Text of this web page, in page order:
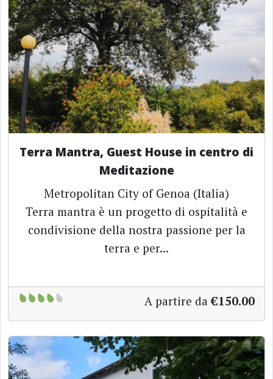
Terra Mantra, Guest House in centro di
Meditazione
Metropolitan City of Genoa (Italia)
Terra mantra è un progetto di ospitalità e
condivisione della nostra passione per la
terra e per...
A partire da €150.00